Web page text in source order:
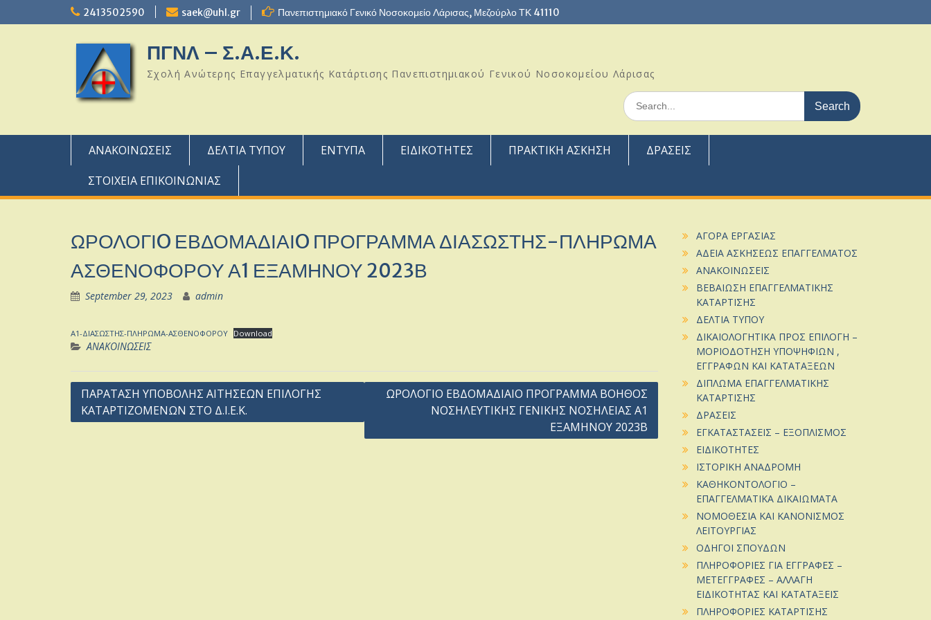
to
2413502590 saek@uhl.gr Πανεπιστημιακό Γενικό Νοσοκομείο Λάρισας, Μεζούρλο ΤΚ 41110
ΠΓΝΛ – Σ.Α.Ε.Κ.
Σχολή Ανώτερης Επαγγελματικής Κατάρτισης Πανεπιστημιακού Γενικού Νοσοκομείου Λάρισας
Search
for:
ΑΝΑΚΟΙΝΩΣΕΙΣ ΔΕΛΤΙΑ ΤΥΠΟΥ ΕΝΤΥΠΑ ΕΙΔΙΚΟΤΗΤΕΣ ΠΡΑΚΤΙΚΗ ΑΣΚΗΣΗ
ΔΡΑΣΕΙΣ
ΣΤΟΙΧΕΙΑ ΕΠΙΚΟΙΝΩΝΙΑΣ
ΩΡΟΛΟΓΙO ΕΒΔΟΜΑΔΙΑΙO ΠΡΟΓΡΑΜΜΑ ΔΙΑΣΩΣΤΗΣ-ΠΛΗΡΩΜΑ
ΑΣΘΕΝΟΦΟΡΟΥ Α1 ΕΞΑΜΗΝΟΥ 2023Β
September 29, 2023 admin
Α1-ΔΙΑΣΩΣΤΗΣ-ΠΛΗΡΩΜΑ-ΑΣΘΕΝΟΦΟΡΟΥ Download
ΑΝΑΚΟΙΝΩΣΕΙΣ
Post
navigation
ΠΑΡΑΤΑΣΗ ΥΠΟΒΟΛΗΣ ΑΙΤΗΣΕΩΝ ΕΠΙΛΟΓΗΣ
ΚΑΤΑΡΤΙΖΟΜΕΝΩΝ ΣΤΟ Δ.Ι.Ε.Κ.
ΩΡΟΛΟΓΙΟ ΕΒΔΟΜΑΔΙΑΙΟ ΠΡΟΓΡΑΜΜΑ ΒΟΗΘΟΣ
ΝΟΣΗΛΕΥΤΙΚΗΣ ΓΕΝΙΚΗΣ ΝΟΣΗΛΕΙΑΣ Α1
ΕΞΑΜΗΝΟΥ 2023Β
ΑΓΟΡΑ ΕΡΓΑΣΙΑΣ
ΑΔΕΙΑ ΑΣΚΗΣΕΩΣ ΕΠΑΓΓΕΛΜΑΤΟΣ
ΑΝΑΚΟΙΝΩΣΕΙΣ
ΒΕΒΑΙΩΣΗ ΕΠΑΓΓΕΛΜΑΤΙΚΗΣ
ΚΑΤΑΡΤΙΣΗΣ
ΔΕΛΤΙΑ ΤΥΠΟΥ
ΔΙΚΑΙΟΛΟΓΗΤΙΚΑ ΠΡΟΣ ΕΠΙΛΟΓΗ –
ΜΟΡΙΟΔΟΤΗΣΗ ΥΠΟΨΗΦΙΩΝ ,
ΕΓΓΡΑΦΩΝ ΚΑΙ ΚΑΤΑΤΑΞΕΩΝ
ΔΙΠΛΩΜΑ ΕΠΑΓΓΕΛΜΑΤΙΚΗΣ
ΚΑΤΑΡΤΙΣΗΣ
ΔΡΑΣΕΙΣ
ΕΓΚΑΤΑΣΤΑΣΕΙΣ – ΕΞΟΠΛΙΣΜΟΣ
ΕΙΔΙΚΟΤΗΤΕΣ
ΙΣΤΟΡΙΚΗ ΑΝΑΔΡΟΜΗ
ΚΑΘΗΚΟΝΤΟΛΟΓΙΟ –
ΕΠΑΓΓΕΛΜΑΤΙΚΑ ΔΙΚΑΙΩΜΑΤΑ
ΝΟΜΟΘΕΣΙΑ ΚΑΙ ΚΑΝΟΝΙΣΜΟΣ
ΛΕΙΤΟΥΡΓΙΑΣ
ΟΔΗΓΟΙ ΣΠΟΥΔΩΝ
ΠΛΗΡΟΦΟΡΙΕΣ ΓΙΑ ΕΓΓΡΑΦΕΣ –
ΜΕΤΕΓΓΡΑΦΕΣ – ΑΛΛΑΓΗ
ΕΙΔΙΚΟΤΗΤΑΣ ΚΑΙ ΚΑΤΑΤΑΞΕΙΣ
ΠΛΗΡΟΦΟΡΙΕΣ ΚΑΤΑΡΤΙΣΗΣ